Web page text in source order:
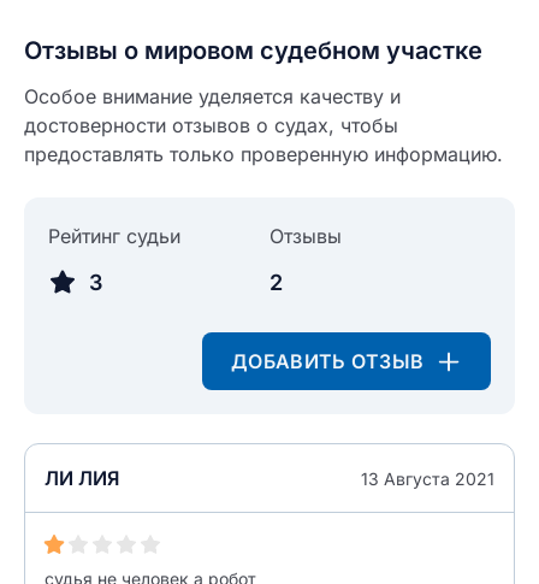
Отзывы о мировом судебном участке
Особое внимание уделяется качеству и
достоверности отзывов о судах, чтобы
предоставлять только проверенную информацию.
Рейтинг судьи
3
Отзывы
2
ДОБАВИТЬ ОТЗЫВ
ЛИ ЛИЯ 13 Августа 2021
судья не человек а робот
Введите свой e-mail
Текст отзыва
Как вы оцените судебный участок?
разрешить публикацию отзыва
Введите свое имя
Ответ на отзыв
разрешить публикацию отзыва
НАЙТИ МЕНЯ
ЗАКРЫТЬ СОХРАНИТЬ